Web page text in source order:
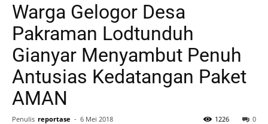
Warga Gelogor Desa
Pakraman Lodtunduh
Gianyar Menyambut Penuh
Antusias Kedatangan Paket
AMAN
Penulis reportase - 6 Mei 2018 0
1226